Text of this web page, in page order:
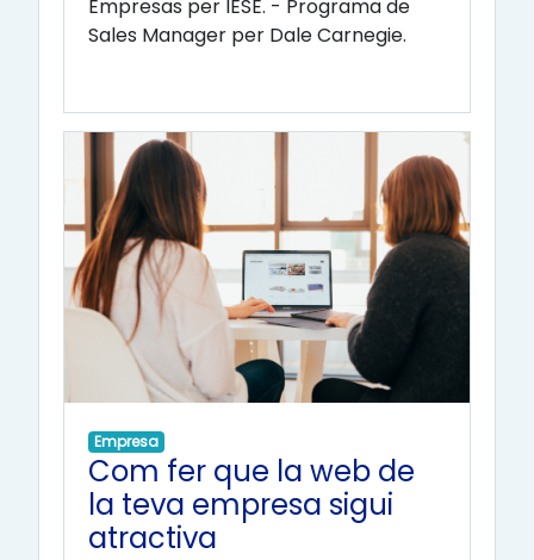
Empresas per IESE. - Programa de
Sales Manager per Dale Carnegie.
Empresa
Com fer que la web de
la teva empresa sigui
atractiva